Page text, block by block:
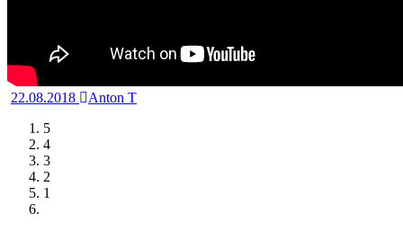
22.08.2018
Anton T
5
4
3
2
1